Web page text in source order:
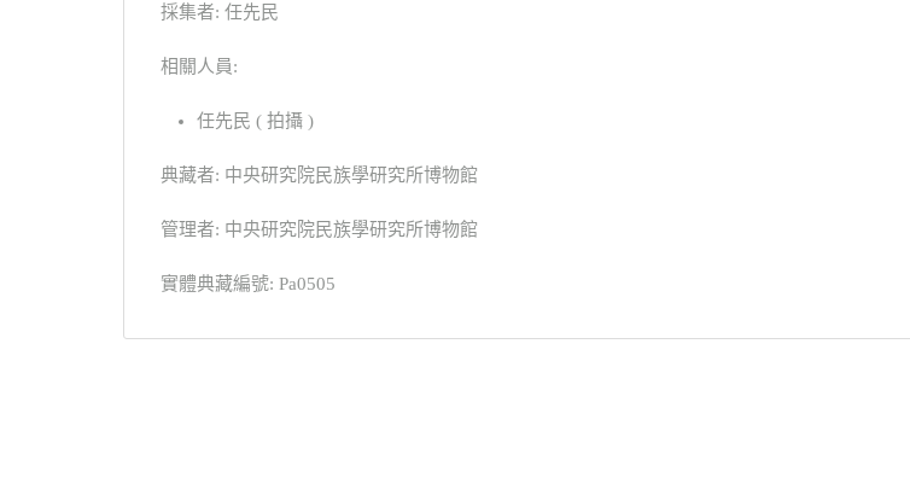
採集者: 任先民
相關人員:
任先民 ( 拍攝 )
典藏者: 中央研究院民族學研究所博物館
管理者: 中央研究院民族學研究所博物館
實體典藏編號: Pa0505